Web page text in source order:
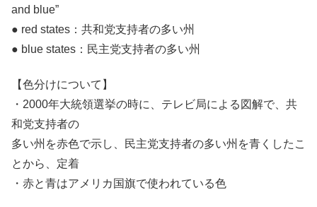
and blue”
● red states：共和党支持者の多い州
● blue states：民主党支持者の多い州
【色分けについて】
・2000年大統領選挙の時に、テレビ局による図解で、共
和党支持者の
多い州を赤色で示し、民主党支持者の多い州を青くしたこ
とから、定着
・赤と青はアメリカ国旗で使われている色